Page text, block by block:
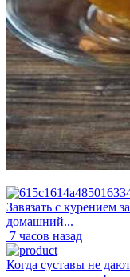
Завязать с курением
домашний...
7 часов назад
Когда суставы не